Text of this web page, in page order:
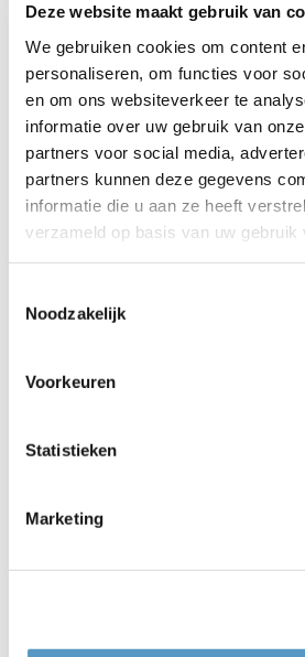
Deze website maakt gebruik van
We gebruiken cookies om content
personaliseren, om functies voor
en om ons websiteverkeer te
informatie over uw gebruik van
partners voor social media,
partners kunnen deze gegevens
informatie die u aan ze heeft
verzameld op basis van uw gebruik
Noodzakelijk
Voorkeuren
Statistieken
Marketing
Je bent iemand die luistert,
zet wanneer dat nodig is.
Je hebt een diploma in de
Óf je brengt stevige ervaring
bijvoorbeeld docent,
woonbegeleider of in een
dan ben je welkom om te
Je durft initiatief te nemen en
volledig is uitgewerkt
en online leefwereld
Je vindt het normaal om
Je voelt je thuis in een
ontwikkeling is en ruimte geeft